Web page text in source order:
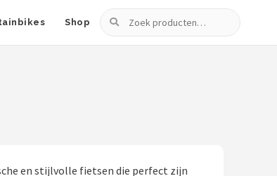
Shop
Zoeken
en stijlvolle fietsen die perfect zijn